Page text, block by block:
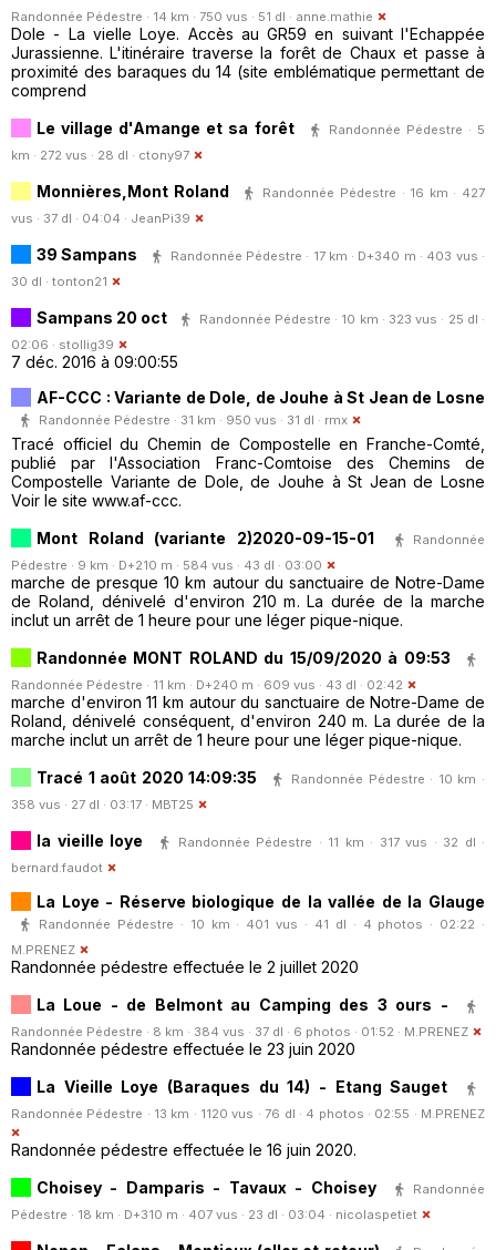
Randonnée Pédestre · 14 km · 750 vus · 51 dl · anne.mathie
Dole - La vielle Loye. Accès au GR59 en suivant l'Echappée
Jurassienne. L'itinéraire traverse la forêt de Chaux et passe à
proximité des baraques du 14 (site emblématique permettant de
comprend
Le village d'Amange et sa forêt
Randonnée Pédestre · 5
km · 272 vus · 28 dl · ctony97
Monnières,Mont Roland
Randonnée Pédestre · 16 km · 427
vus · 37 dl · 04:04 · JeanPi39
39 Sampans
Randonnée Pédestre · 17 km · D+340 m · 403 vus ·
30 dl · tonton21
Sampans 20 oct
Randonnée Pédestre · 10 km · 323 vus · 25 dl ·
02:06 · stollig39
7 déc. 2016 à 09:00:55
AF-CCC : Variante de Dole, de Jouhe à St Jean de Losne
Randonnée Pédestre · 31 km · 950 vus · 31 dl · rmx
Tracé officiel du Chemin de Compostelle en Franche-Comté,
publié par l'Association Franc-Comtoise des Chemins de
Compostelle Variante de Dole, de Jouhe à St Jean de Losne
Voir le site www.af-ccc.
Mont Roland (variante 2)2020-09-15-01
Randonnée
Pédestre · 9 km · D+210 m · 584 vus · 43 dl · 03:00
marche de presque 10 km autour du sanctuaire de Notre-Dame
de Roland, dénivelé d'environ 210 m. La durée de la marche
inclut un arrêt de 1 heure pour une léger pique-nique.
Randonnée MONT ROLAND du 15/09/2020 à 09:53
Randonnée Pédestre · 11 km · D+240 m · 609 vus · 43 dl · 02:42
marche d'environ 11 km autour du sanctuaire de Notre-Dame de
Roland, dénivelé conséquent, d'environ 240 m. La durée de la
marche inclut un arrêt de 1 heure pour une léger pique-nique.
Tracé 1 août 2020 14:09:35
Randonnée Pédestre · 10 km ·
358 vus · 27 dl · 03:17 · MBT25
la vieille loye
Randonnée Pédestre · 11 km · 317 vus · 32 dl ·
bernard.faudot
La Loye - Réserve biologique de la vallée de la Glauge
Randonnée Pédestre · 10 km · 401 vus · 41 dl · 4 photos · 02:22 ·
M.PRENEZ
Randonnée pédestre effectuée le 2 juillet 2020
La Loue - de Belmont au Camping des 3 ours -
Randonnée Pédestre · 8 km · 384 vus · 37 dl · 6 photos · 01:52 · M.PRENEZ
Randonnée pédestre effectuée le 23 juin 2020
La Vieille Loye (Baraques du 14) - Etang Sauget
Randonnée Pédestre · 13 km · 1120 vus · 76 dl · 4 photos · 02:55 · M.PRENEZ
Randonnée pédestre effectuée le 16 juin 2020.
Choisey - Damparis - Tavaux - Choisey
Randonnée
Pédestre · 18 km · D+310 m · 407 vus · 23 dl · 03:04 · nicolaspetiet